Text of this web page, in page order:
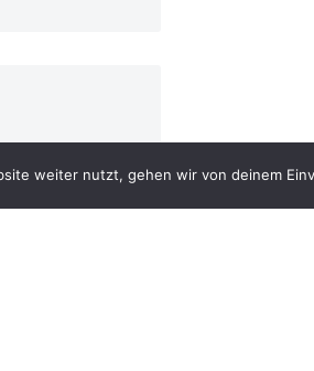
weiter nutzt, gehen wir von deinem